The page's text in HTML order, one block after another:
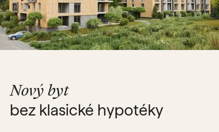
Nový byt
bez klasické hypotéky